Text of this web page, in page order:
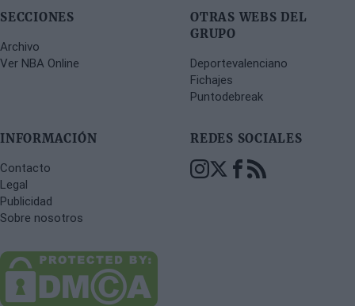
encuentros entre competiciones europeas y
SECCIONES
Archivo
Ver NBA Online
OTRAS WEBS DEL
GRUPO
Deportevalenciano
Fichajes
Puntodebreak
INFORMACIÓN
Contacto
Legal
Publicidad
Sobre nosotros
REDES SOCIALES